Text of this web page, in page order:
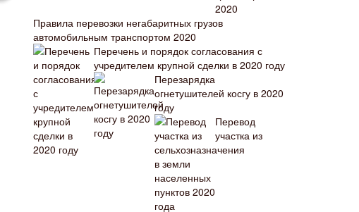
Правила перевозки негабаритных грузов
автомобильным транспортом 2020
Перечень и порядок согласования с
учредителем крупной сделки в 2020 году
Перезарядка
огнетушителей косгу в 2020
году
Перевод
участка из